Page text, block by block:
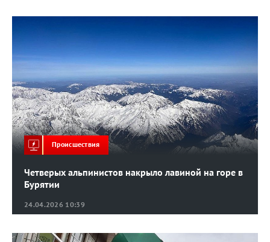
24.04.2026 10:39
Четверых альпинистов накрыло лавиной на горе в
Бурятии
Происшествия